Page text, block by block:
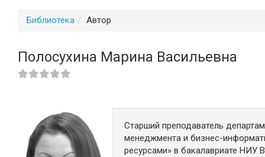
Библиотека Автор
Полосухина Марина Васильевна
Старший преподаватель
менеджмента и бизнес-
ресурсами» в бакалавриате